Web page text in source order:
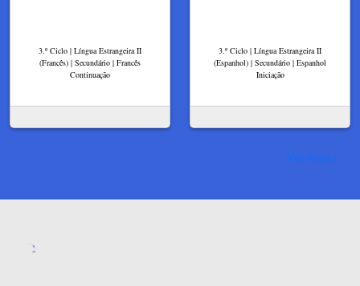
3.º Ciclo | Língua Estrangeira II
(Francês) | Secundário | Francês
Continuação
3.º Ciclo | Língua Estrangeira II
(Espanhol) | Secundário | Espanhol
Iniciação
Ver mais